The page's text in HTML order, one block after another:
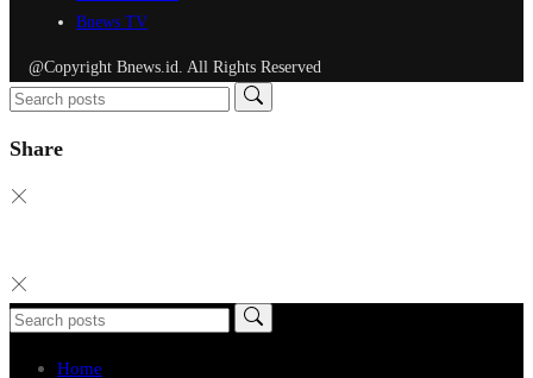
Bnews TV
@Copyright Bnews.id. All Rights Reserved
Share
Home